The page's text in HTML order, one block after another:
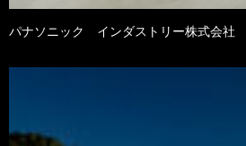
パナソニック インダストリー株式会社